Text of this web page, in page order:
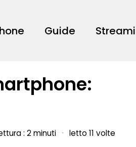
Guide
: 2 minuti · letto 11 volte